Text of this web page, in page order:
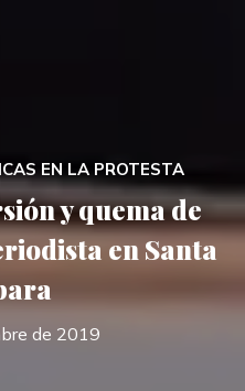
EN LA PROTESTA
y quema de
en Santa
de 2019